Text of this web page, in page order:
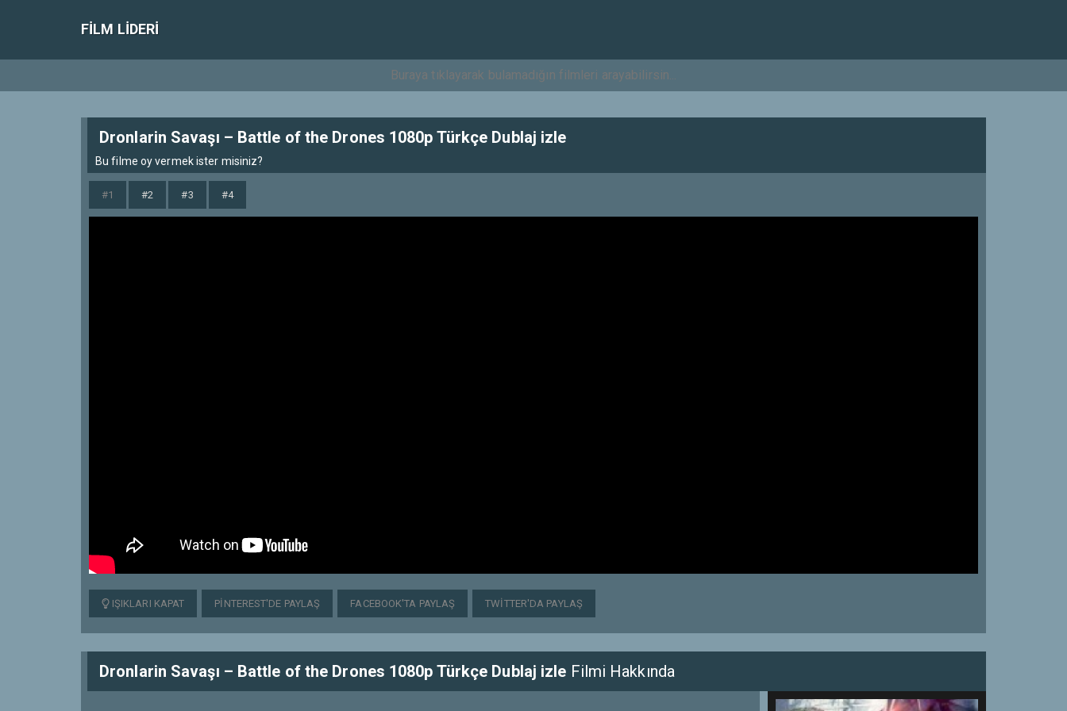
FILM LIDERI
Dronlarin Savaşı – Battle of the Drones 1080p Türkçe Dublaj izle
Bu filme oy vermek ister misiniz?
#1 #2 #3 #4
IŞIKLARI KAPAT PINTEREST'DE PAYLAŞ FACEBOOK'TA PAYLAŞ TWITTER'DA PAYLAŞ
Dronlarin Savaşı – Battle of the Drones 1080p Türkçe Dublaj izle Filmi Hakkında